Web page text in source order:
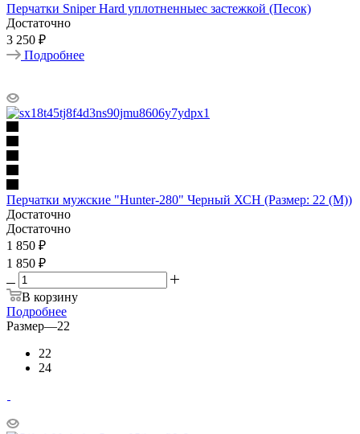
Перчатки Sniper Hard уплотненныес застежкой (Песок)
Достаточно
3 250 ₽
Подробнее
Перчатки мужские "Hunter-280" Черный ХСН (Размер: 22 (М))
Достаточно
Достаточно
1 850 ₽
1 850 ₽
В корзину
Подробнее
Размер—22
22
24